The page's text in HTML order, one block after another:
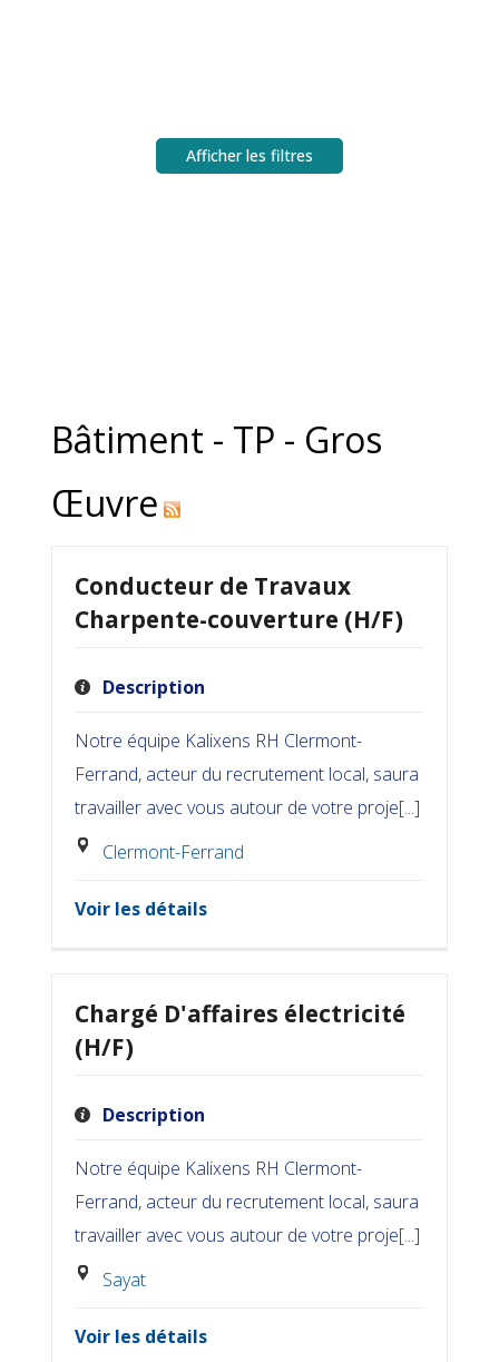
Afficher les filtres
Bâtiment - TP - Gros
Œuvre
Conducteur de Travaux
Charpente-couverture (H/F)
Description
Notre équipe Kalixens RH Clermont-
Ferrand, acteur du recrutement local, saura
travailler avec vous autour de votre proje[...]
Clermont-Ferrand
Voir les détails
Chargé D'affaires électricité
(H/F)
Description
Notre équipe Kalixens RH Clermont-
Ferrand, acteur du recrutement local, saura
travailler avec vous autour de votre proje[...]
Sayat
Voir les détails